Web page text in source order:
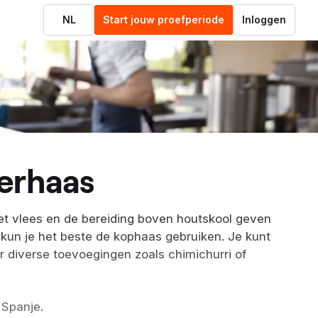
NL Start jouw proefperiode Inloggen
vlees en de bereiding boven houtskool geven
je het beste de kophaas gebruiken. Je kunt
diverse toevoegingen zoals chimichurri of